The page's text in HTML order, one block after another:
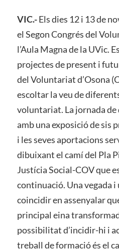
VIC.-Els dies 12 i 13 de
el Segon Congrés del
l’Aula Magna de la UVic.
projectes de present i
del Voluntariat d’Osona
escoltar la veu de
voluntariat. La jornada de
amb una exposició de sis
i les seves aportacions
dibuixant el camí del Pla
Justícia Social-COV que
continuació. Una vegada i
coincidir en assenyalar
principal eina
possibilitat d’incidir-hi i
treball de formació és el